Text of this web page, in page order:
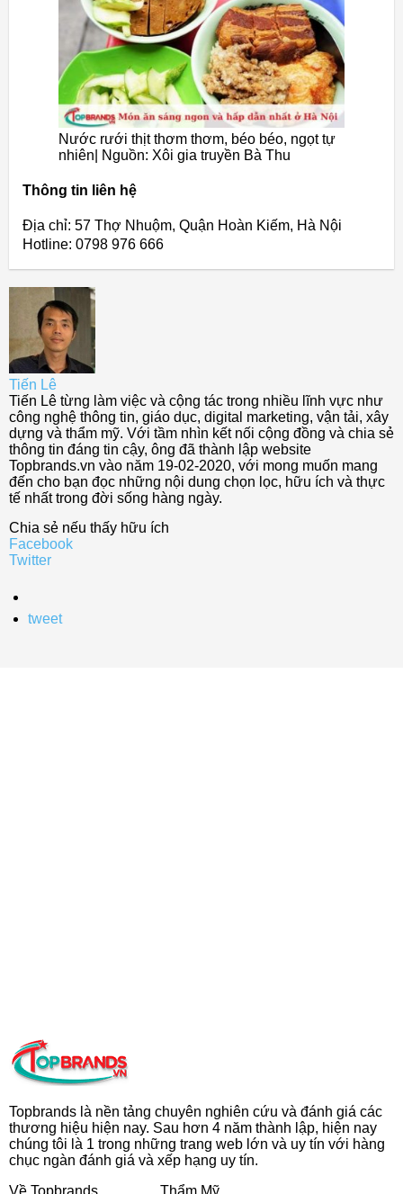
Nước rưới thịt thơm thơm, béo béo, ngọt tự
nhiên| Nguồn: Xôi gia truyền Bà Thu
Thông tin liên hệ
Địa chỉ: 57 Thợ Nhuộm, Quận Hoàn Kiếm, Hà Nội
Hotline: 0798 976 666
Tiến Lê
Tiến Lê từng làm việc và cộng tác trong nhiều lĩnh vực như
công nghệ thông tin, giáo dục, digital marketing, vận tải, xây
dựng và thẩm mỹ. Với tầm nhìn kết nối cộng đồng và chia sẻ
thông tin đáng tin cậy, ông đã thành lập website
Topbrands.vn vào năm 19-02-2020, với mong muốn mang
đến cho bạn đọc những nội dung chọn lọc, hữu ích và thực
tế nhất trong đời sống hàng ngày.
Chia sẻ nếu thấy hữu ích
Facebook
Twitter
tweet
Topbrands là nền tảng chuyên nghiên cứu và đánh giá các
thương hiệu hiện nay. Sau hơn 4 năm thành lập, hiện nay
chúng tôi là 1 trong những trang web lớn và uy tín với hàng
chục ngàn đánh giá và xếp hạng uy tín.